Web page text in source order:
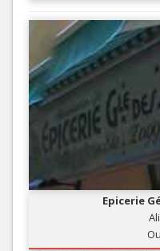
Epicerie